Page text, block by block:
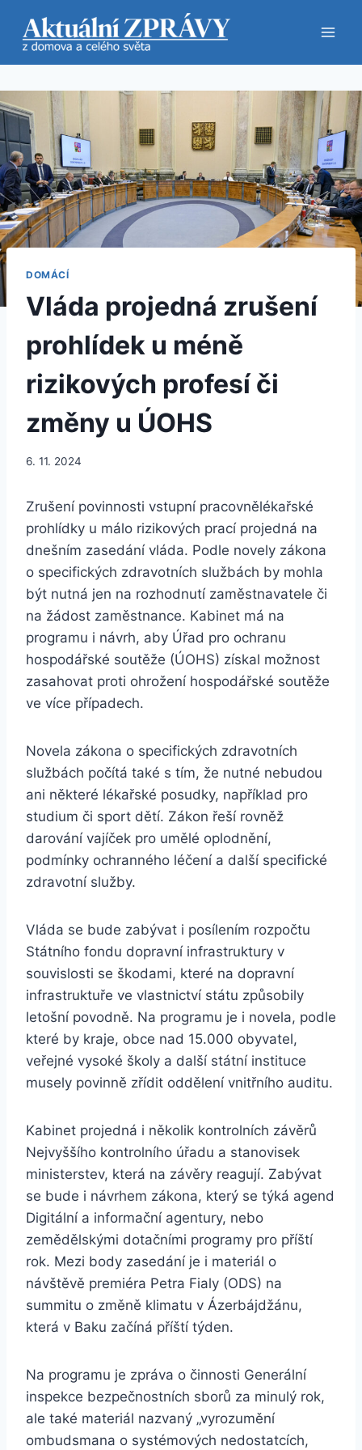
obsah
DOMÁCÍ
Vláda projedná zrušení
prohlídek u méně
rizikových profesí či
změny u ÚOHS
6. 11. 2024
Zrušení povinnosti vstupní pracovnělékařské
prohlídky u málo rizikových prací projedná na
dnešním zasedání vláda. Podle novely zákona
o specifických zdravotních službách by mohla
být nutná jen na rozhodnutí zaměstnavatele či
na žádost zaměstnance. Kabinet má na
programu i návrh, aby Úřad pro ochranu
hospodářské soutěže (ÚOHS) získal možnost
zasahovat proti ohrožení hospodářské soutěže
ve více případech.
Novela zákona o specifických zdravotních
službách počítá také s tím, že nutné nebudou
ani některé lékařské posudky, například pro
studium či sport dětí. Zákon řeší rovněž
darování vajíček pro umělé oplodnění,
podmínky ochranného léčení a další specifické
zdravotní služby.
Vláda se bude zabývat i posílením rozpočtu
Státního fondu dopravní infrastruktury v
souvislosti se škodami, které na dopravní
infrastruktuře ve vlastnictví státu způsobily
letošní povodně. Na programu je i novela, podle
které by kraje, obce nad 15.000 obyvatel,
veřejné vysoké školy a další státní instituce
musely povinně zřídit oddělení vnitřního auditu.
Kabinet projedná i několik kontrolních závěrů
Nejvyššího kontrolního úřadu a stanovisek
ministerstev, která na závěry reagují. Zabývat
se bude i návrhem zákona, který se týká agend
Digitální a informační agentury, nebo
zemědělskými dotačními programy pro příští
rok. Mezi body zasedání je i materiál o
návštěvě premiéra Petra Fialy (ODS) na
summitu o změně klimatu v Ázerbájdžánu,
která v Baku začíná příští týden.
Na programu je zpráva o činnosti Generální
inspekce bezpečnostních sborů za minulý rok,
ale také materiál nazvaný „vyrozumění
ombudsmana o systémových nedostatcích,